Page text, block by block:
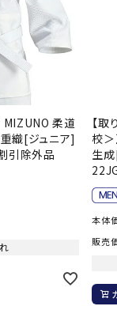
ントン
ケット
ガット
シューズ
ウェア
サリー
ール
バレーボー
バドミントン
フィットネ
陸上スパイ
ハンドボー
ウォーキング
アウトドア
キッズカジ
サンダル
MIZUNO 柔道
織[ジュニア]
引除外品
【取
校＞
生
本体
販売